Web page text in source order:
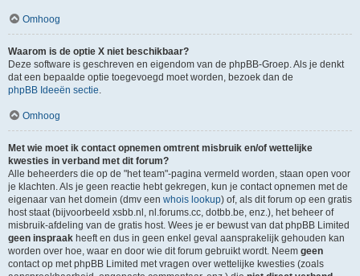
Omhoog
Waarom is de optie X niet beschikbaar?
Deze software is geschreven en eigendom van de phpBB-Groep. Als je denkt
dat een bepaalde optie toegevoegd moet worden, bezoek dan de
phpBB Ideeën sectie.
Omhoog
Met wie moet ik contact opnemen omtrent misbruik en/of wettelijke
kwesties in verband met dit forum?
Alle beheerders die op de "het team"-pagina vermeld worden, staan open voor
je klachten. Als je geen reactie hebt gekregen, kun je contact opnemen met de
eigenaar van het domein (dmv een whois lookup) of, als dit forum op een gratis
host staat (bijvoorbeeld xsbb.nl, nl.forums.cc, dotbb.be, enz.), het beheer of
misbruik-afdeling van de gratis host. Wees je er bewust van dat phpBB Limited
geen inspraak heeft en dus in geen enkel geval aansprakelijk gehouden kan
worden over hoe, waar en door wie dit forum gebruikt wordt. Neem geen
contact op met phpBB Limited met vragen over wettelijke kwesties (zoals